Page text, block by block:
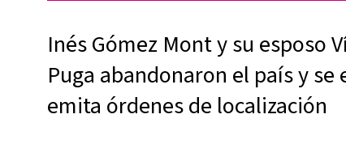
Inés Gómez Mont y su esposo
Puga abandonaron el país y
emita órdenes de localización